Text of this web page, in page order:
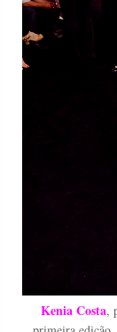
Kenia Costa,